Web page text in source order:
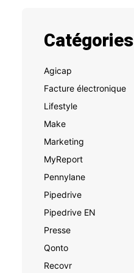
Catégories
Agicap
Facture électronique
Lifestyle
Make
Marketing
MyReport
Pennylane
Pipedrive
Pipedrive EN
Presse
Qonto
Recovr